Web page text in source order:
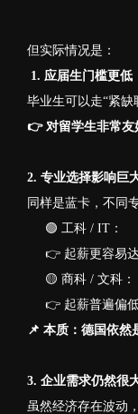
但实际情况是：
1. 应届生门槛更低
毕业生可以走“紧
👉 对留学生非常友
2. 专业选择影响巨
同样是蓝卡，不同
🟢 工科 / IT：
👉 起薪更容易
🟡 商科 / 文科：
👉 起薪普遍偏
📌 本质：德国依然
3. 企业需求仍然很
虽然经济存在波动